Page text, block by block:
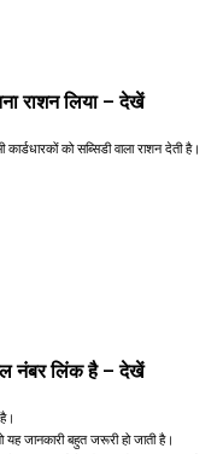
राशन लिया – देखें
को सब्सिडी वाला राशन देती है।
नंबर लिंक है – देखें
जानकारी बहुत जरूरी हो जाती है।